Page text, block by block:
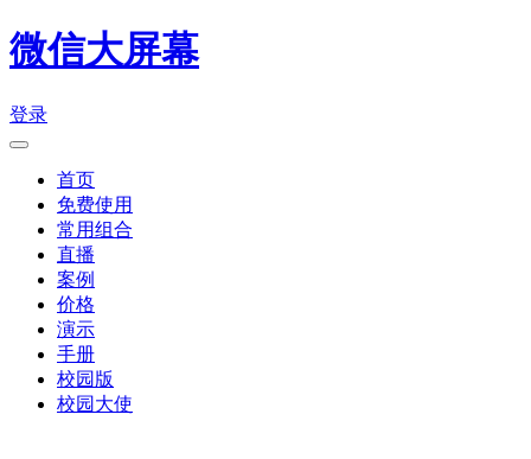
微信大屏幕
登录
首页
免费使用
常用组合
直播
案例
价格
演示
手册
校园版
校园大使